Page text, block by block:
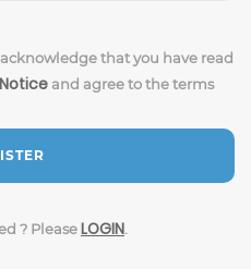
that you have read
Notice and agree to the terms
? PleaseLOGIN.